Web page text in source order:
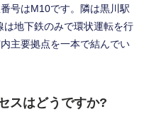
号はM10です。隣は黒川駅
地下鉄のみで環状運転を行
主要拠点を一本で結んでい
スはどうですか?